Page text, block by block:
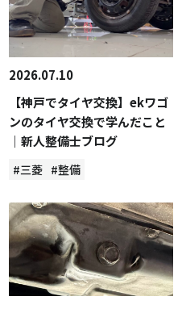
2026.07.10
【神戸でタイヤ交換】ekワゴ
ンのタイヤ交換で学んだこと
｜新人整備士ブログ
#三菱 #整備